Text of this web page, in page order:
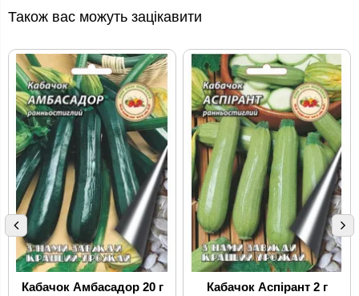
Також вас можуть зацікавити
Кабачок Амбасадор 20 г Кабачок Аспірант 2 г